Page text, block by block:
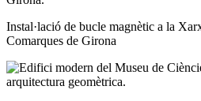
Instal·lació de bucle magnètic a la
Comarques de Girona